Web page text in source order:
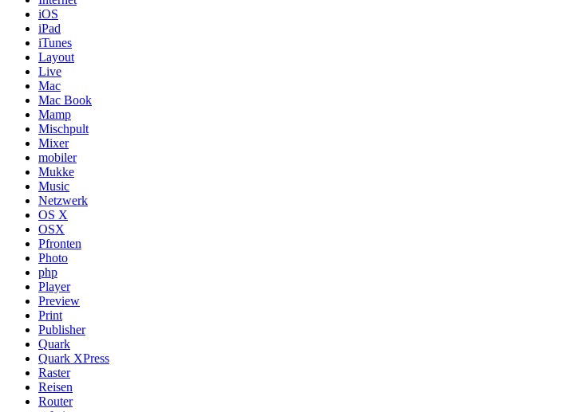
iOS
iPad
iTunes
Layout
Live
Mac
Mac Book
Mamp
Mischpult
Mixer
mobiler
Mukke
Music
Netzwerk
OS X
OSX
Pfronten
Photo
php
Player
Preview
Print
Publisher
Quark
Quark XPress
Raster
Reisen
Router